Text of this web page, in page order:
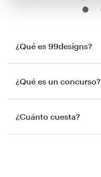
¿Qué es 99designs?
¿Qué es un concurso?
¿Cuánto cuesta?